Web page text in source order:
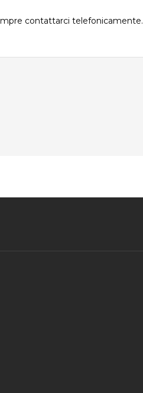
contattarci telefonicamente.